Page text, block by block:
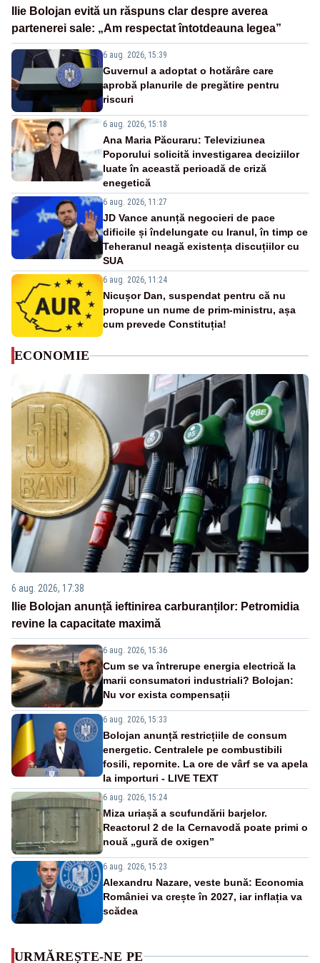
Ilie Bolojan evită un răspuns clar despre averea
partenerei sale: „Am respectat întotdeauna legea”
6 aug. 2026, 15:39
Guvernul a adoptat o hotărâre care
aprobă planurile de pregătire pentru
riscuri
6 aug. 2026, 15:18
Ana Maria Păcuraru: Televiziunea
Poporului solicită investigarea deciziilor
luate în această perioadă de criză
enegetică
6 aug. 2026, 11:27
JD Vance anunță negocieri de pace
dificile și îndelungate cu Iranul, în timp ce
Teheranul neagă existența discuțiilor cu
SUA
6 aug. 2026, 11:24
Nicușor Dan, suspendat pentru că nu
propune un nume de prim-ministru, așa
cum prevede Constituția!
ECONOMIE
6 aug. 2026, 17:38
Ilie Bolojan anunță ieftinirea carburanților: Petromidia
revine la capacitate maximă
6 aug. 2026, 15:36
Cum se va întrerupe energia electrică la
marii consumatori industriali? Bolojan:
Nu vor exista compensații
6 aug. 2026, 15:33
Bolojan anunță restricțiile de consum
energetic. Centralele pe combustibili
fosili, repornite. La ore de vârf se va apela
la importuri - LIVE TEXT
6 aug. 2026, 15:24
Miza uriașă a scufundării barjelor.
Reactorul 2 de la Cernavodă poate primi o
nouă „gură de oxigen”
6 aug. 2026, 15:23
Alexandru Nazare, veste bună: Economia
României va crește în 2027, iar inflația va
scădea
URMĂREȘTE-NE PE